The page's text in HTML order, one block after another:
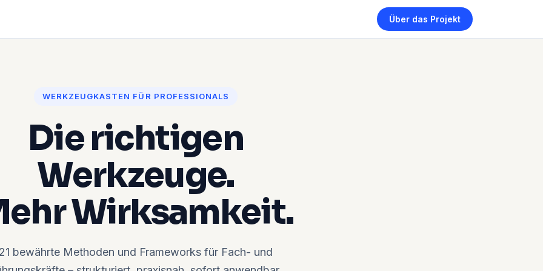
Über das Projekt
WERKZEUGKASTEN FÜR PROFESSIONALS
Die richtigen
Werkzeuge.
Wirksamkeit.
21 bewährte Methoden und Frameworks für Fach- und